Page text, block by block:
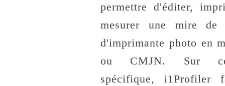
permettre d'éditer,
mesurer une mire de
d'imprimante photo en
ou CMJN. Sur
spécifique, i1Profiler